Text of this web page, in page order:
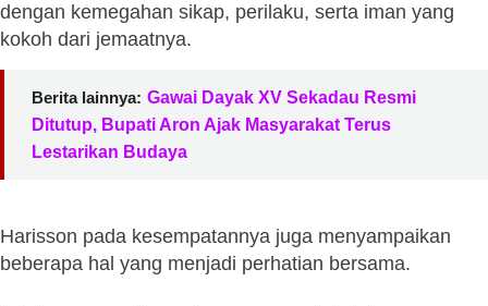
dengan kemegahan sikap, perilaku, serta iman yang
kokoh dari jemaatnya.
Berita lainnya: Gawai Dayak XV Sekadau Resmi
Ditutup, Bupati Aron Ajak Masyarakat Terus
Lestarikan Budaya
Harisson pada kesempatannya juga menyampaikan
beberapa hal yang menjadi perhatian bersama.